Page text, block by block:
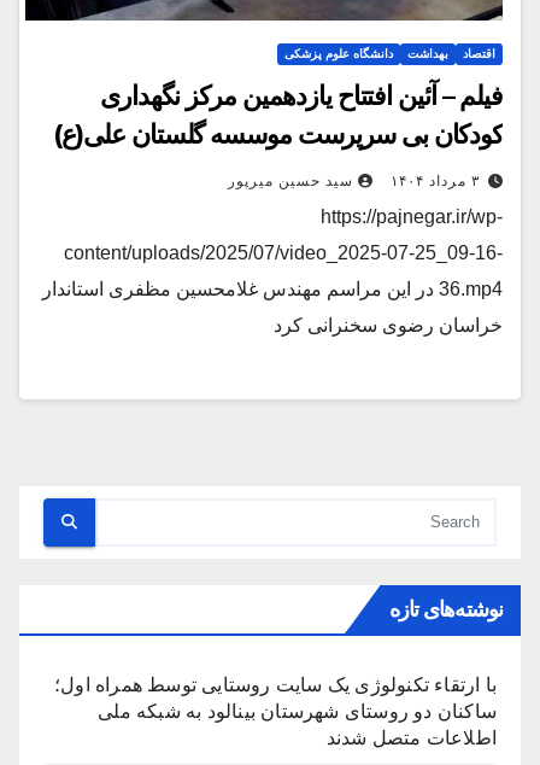
اقتصاد بهداشت دانشگاه علوم پزشکی
فیلم – آئین افتتاح یازدهمین مرکز نگهداری
کودکان بی سرپرست موسسه گلستان علی(ع)
۳ مرداد ۱۴۰۴ سید حسین میرپور
https://pajnegar.ir/wp-
content/uploads/2025/07/video_2025-07-25_09-16-
36.mp4 در این مراسم مهندس غلامحسین مظفری استاندار
خراسان رضوی سخنرانی کرد
نوشته‌های تازه
با ارتقاء تکنولوژی یک سایت روستایی توسط همراه اول؛
ساکنان دو روستای شهرستان بینالود به شبکه ملی
اطلاعات متصل شدند